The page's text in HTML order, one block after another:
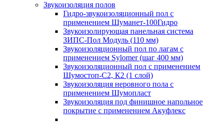
Звукоизоляция полов
Гидро-звукоизоляционный пол с
применением Шуманет-100Гидро
Звукоизолирующая панельная система
ЗИПС-Пол Модуль (110 мм)
Звукоизоляционный пол по лагам с
применением Sylomer (шаг 400 мм)
Звукоизоляционный пол с применением
Шумостоп-С2, К2 (1 слой)
Звукоизоляция неровного пола с
применением Шумопласт
Звукоизоляция под финишное напольное
покрытие с применением Акуфлекс